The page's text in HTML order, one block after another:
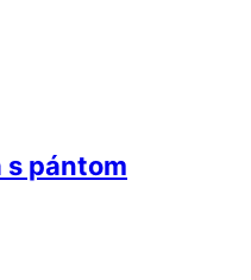
pántom